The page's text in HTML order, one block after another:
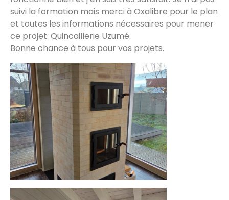
suivi la formation mais merci à Oxalibre pour le plan
et toutes les informations nécessaires pour mener
ce projet. Quincaillerie Uzumé.
Bonne chance à tous pour vos projets.